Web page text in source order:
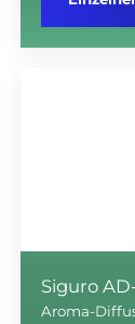
Siguro
Aroma-